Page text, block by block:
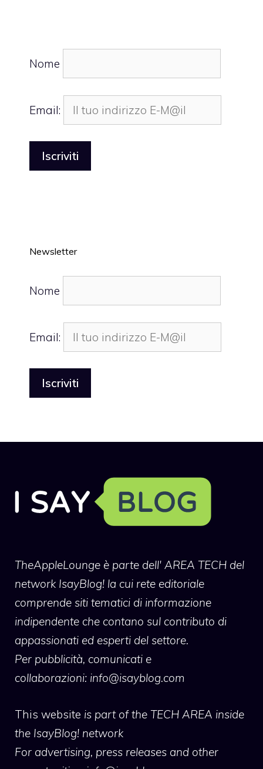
Nome
Email:
Newsletter
Nome
Email:
TheAppleLounge è parte dell' AREA TECH del
network IsayBlog! la cui rete editoriale
comprende siti tematici di informazione
indipendente che contano sul contributo di
appassionati ed esperti del settore.
Per pubblicità, comunicati e
collaborazioni: info@isayblog.com
This website is part of the TECH AREA inside
the IsayBlog! network
For advertising, press releases and other